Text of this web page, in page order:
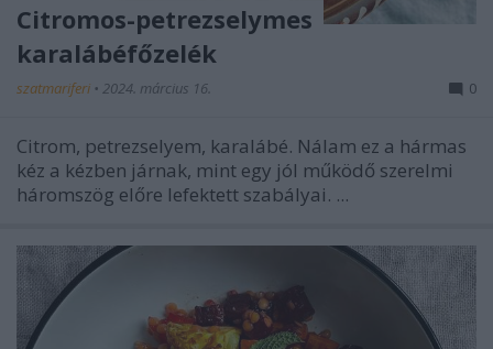
Citromos-petrezselymes
karalábéfőzelék
szatmariferi • 2024. március 16. 0
Citrom, petrezselyem, karalábé. Nálam ez a hármas
kéz a kézben járnak, mint egy jól működő szerelmi
háromszög előre lefektett szabályai. ...